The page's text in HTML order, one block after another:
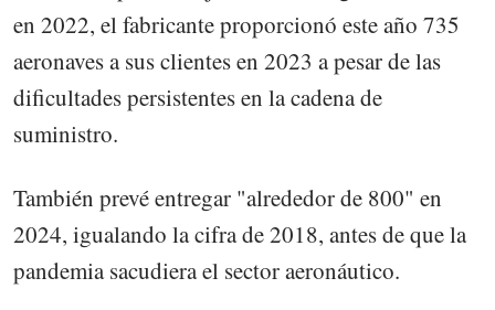
en 2022, el fabricante proporcionó este año 735
aeronaves a sus clientes en 2023 a pesar de las
dificultades persistentes en la cadena de
suministro.
También prevé entregar "alrededor de 800" en
2024, igualando la cifra de 2018, antes de que la
pandemia sacudiera el sector aeronáutico.